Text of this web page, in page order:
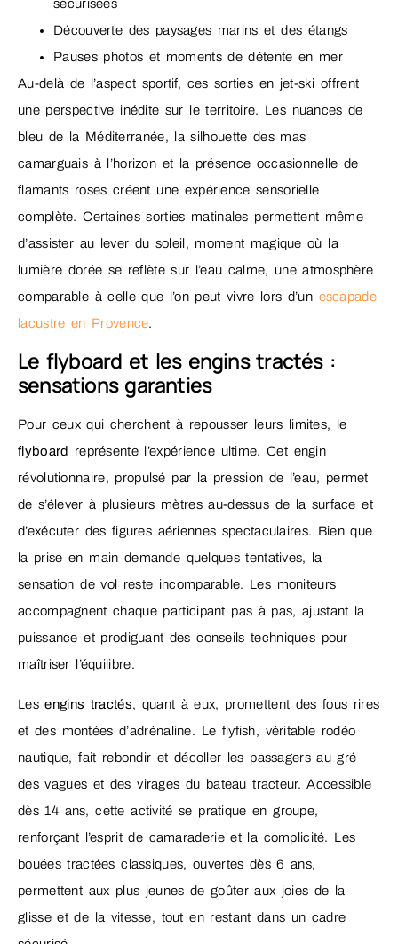
sécurisées
Découverte des paysages marins et des étangs
Pauses photos et moments de détente en mer
Au-delà de l’aspect sportif, ces sorties en jet-ski offrent
une perspective inédite sur le territoire. Les nuances de
bleu de la Méditerranée, la silhouette des mas
camarguais à l’horizon et la présence occasionnelle de
flamants roses créent une expérience sensorielle
complète. Certaines sorties matinales permettent même
d’assister au lever du soleil, moment magique où la
lumière dorée se reflète sur l’eau calme, une atmosphère
comparable à celle que l’on peut vivre lors d’un escapade
lacustre en Provence.
Le flyboard et les engins tractés :
sensations garanties
Pour ceux qui cherchent à repousser leurs limites, le
flyboard
représente l’expérience ultime. Cet engin
révolutionnaire, propulsé par la pression de l’eau, permet
de s’élever à plusieurs mètres au-dessus de la surface et
d’exécuter des figures aériennes spectaculaires. Bien que
la prise en main demande quelques tentatives, la
sensation de vol reste incomparable. Les moniteurs
accompagnent chaque participant pas à pas, ajustant la
puissance et prodiguant des conseils techniques pour
maîtriser l’équilibre.
Lesengins tractés, quant à eux, promettent des fous rires
et des montées d’adrénaline. Le flyfish, véritable rodéo
nautique, fait rebondir et décoller les passagers au gré
des vagues et des virages du bateau tracteur. Accessible
dès 14 ans, cette activité se pratique en groupe,
renforçant l’esprit de camaraderie et la complicité. Les
bouées tractées classiques, ouvertes dès 6 ans,
permettent aux plus jeunes de goûter aux joies de la
glisse et de la vitesse, tout en restant dans un cadre